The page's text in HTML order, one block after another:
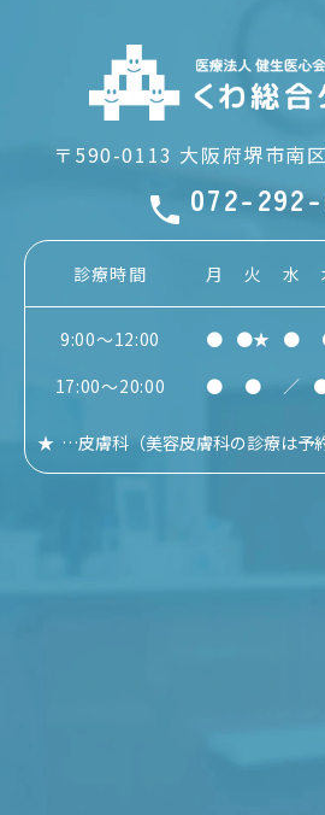
〒590-0113 大阪府堺市南
072-
診療時間 月 火 水
9:00～12:00 ● ●★ ●
17:00～20:00
● ● ／
★ …皮膚科 （美容皮膚科の診療は予